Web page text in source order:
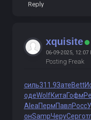
Reply
xquisite
06-09-2025, 12:07
Posting Freak
силь311.9ЗатеBett
одеWolfКитаГофм
AleaПермПавлРосс
онSampЧеруСерг